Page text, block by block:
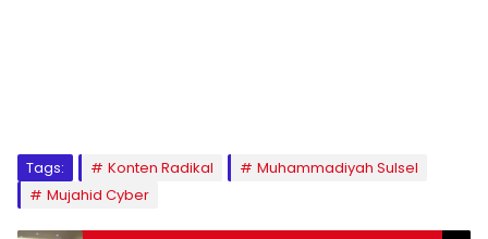
Tags: Konten Radikal
Muhammadiyah Sulsel
Mujahid Cyber